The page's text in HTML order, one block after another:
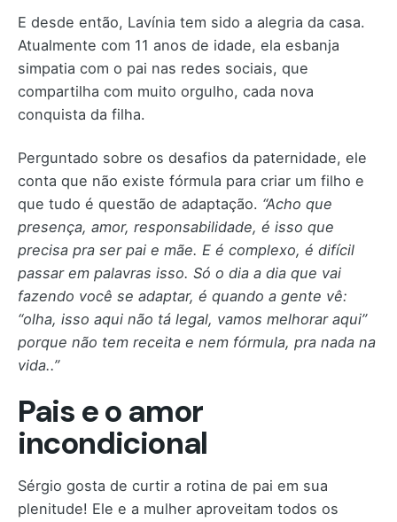
E desde então, Lavínia tem sido a alegria da casa.
Atualmente com 11 anos de idade, ela esbanja
simpatia com o pai nas redes sociais, que
compartilha com muito orgulho, cada nova
conquista da filha.
Perguntado sobre os desafios da paternidade, ele
conta que não existe fórmula para criar um filho e
que tudo é questão de adaptação. “Acho que
presença, amor, responsabilidade, é isso que
precisa pra ser pai e mãe. E é complexo, é difícil
passar em palavras isso. Só o dia a dia que vai
fazendo você se adaptar, é quando a gente vê:
“olha, isso aqui não tá legal, vamos melhorar aqui”
porque não tem receita e nem fórmula, pra nada na
vida..”
Pais e o amor
incondicional
Sérgio gosta de curtir a rotina de pai em sua
plenitude! Ele e a mulher aproveitam todos os